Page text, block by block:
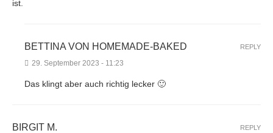
ist.
BETTINA VON HOMEMADE-BAKED
29. September 2023 - 11:23
Das klingt aber auch richtig lecker 🙂
REPLY
BIRGIT M. REPLY